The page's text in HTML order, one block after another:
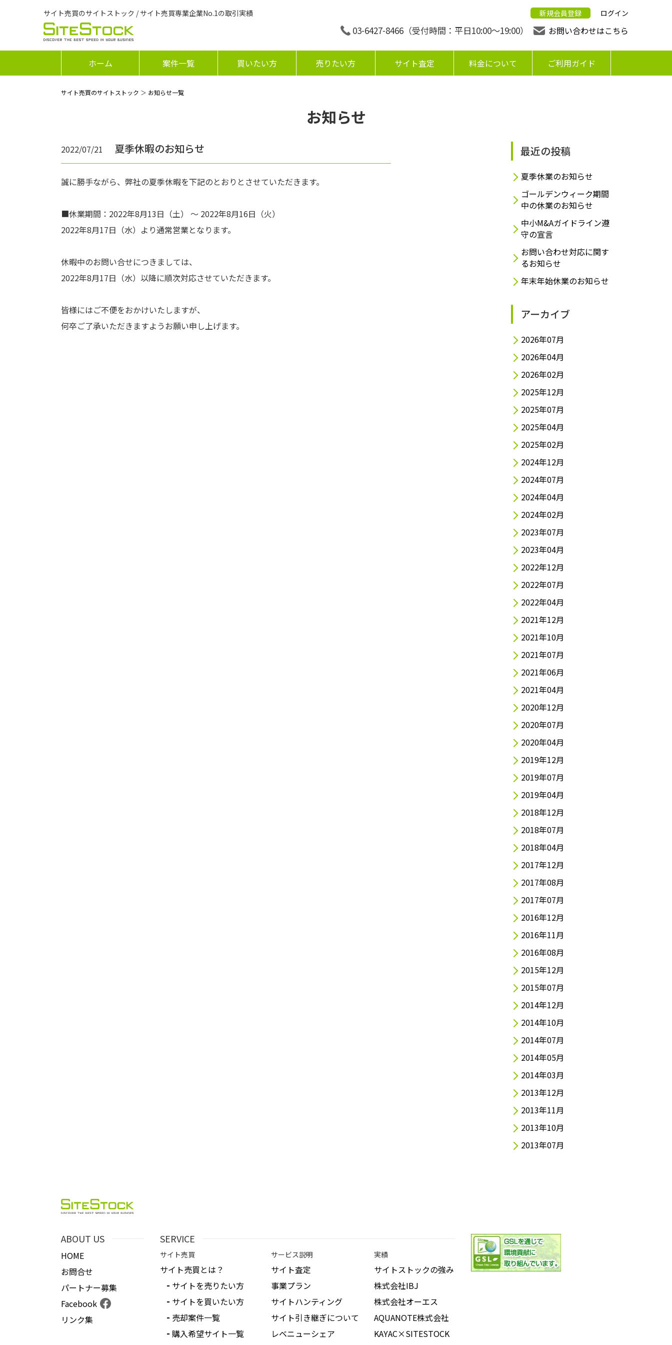
サイト売買のサイトストック / サイト売買専業企業No.1の取引実績 新規会員登録 ログイン
03-6427-8466 （受付時間：平日10:00〜19:00） お問い合わせはこちら
ホーム 案件一覧 買いたい方 売りたい方 サイト査定 料金について ご利用ガイド
サイト売買のサイトストック ＞ お知らせ一覧
お知らせ
2022/07/21 夏季休暇のお知らせ
誠に勝手ながら、弊社の夏季休暇を下記のとおりとさせていただきます。
■休業期間：2022年8月13日（土） ～ 2022年8月16日（火）
2022年8月17日（水）より通常営業となります。
休暇中のお問い合せにつきましては、
2022年8月17日（水）以降に順次対応させていただきます。
皆様にはご不便をおかけいたしますが、
何卒ご了承いただきますようお願い申し上げます。
最近の投稿
夏季休業のお知らせ
ゴールデンウィーク期間
中の休業のお知らせ
中小M&Aガイドライン遵
守の宣言
お問い合わせ対応に関す
るお知らせ
年末年始休業のお知らせ
アーカイブ
2026年07月
2026年04月
2026年02月
2025年12月
2025年07月
2025年04月
2025年02月
2024年12月
2024年07月
2024年04月
2024年02月
2023年07月
2023年04月
2022年12月
2022年07月
2022年04月
2021年12月
2021年10月
2021年07月
2021年06月
2021年04月
2020年12月
2020年07月
2020年04月
2019年12月
2019年07月
2019年04月
2018年12月
2018年07月
2018年04月
2017年12月
2017年08月
2017年07月
2016年12月
2016年11月
2016年08月
2015年12月
2015年07月
2014年12月
2014年10月
2014年07月
2014年05月
2014年03月
2013年12月
2013年11月
2013年10月
2013年07月
ABOUT US
HOME
お問合せ
パートナー募集
Facebook
リンク集
SERVICE
サイト売買
サイト売買とは？
サイトを売りたい方
サイトを買いたい方
売却案件一覧
購入希望サイト一覧
サービス説明
サイト査定
事業プラン
サイトハンティング
サイト引き継ぎについて
レベニューシェア
実績
サイトストックの強み
株式会社IBJ
株式会社オーエス
AQUANOTE株式会社
KAYAC×SITESTOCK